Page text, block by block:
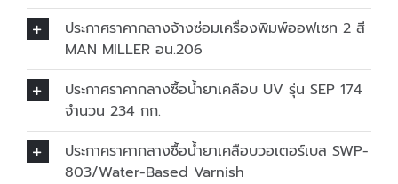
ประกาศราคากลางจ้างซ่อมเครื่องพิมพ์ออฟเซท 2 สี
MAN MILLER อน.206
ประกาศราคากลางซื้อน้ำยาเคลือบ UV รุ่น SEP 174
จำนวน 234 กก.
ประกาศราคากลางซื้อน้ำยาเคลือบวอเตอร์เบส SWP-
803/Water-Based Varnish